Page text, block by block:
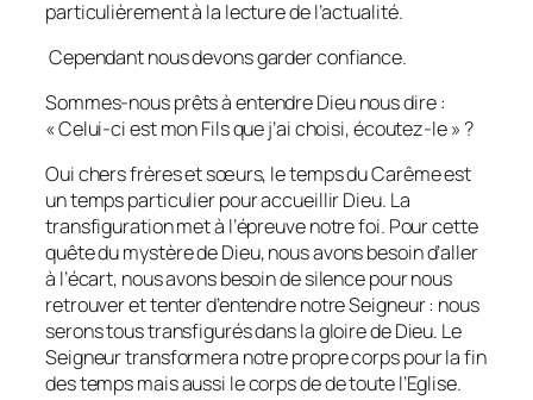
particulièrement à la lecture de l’actualité.
Cependant nous devons garder confiance.
Sommes-nous prêts à entendre Dieu nous dire :
« Celui-ci est mon Fils que j’ai choisi, écoutez-le » ?
Oui chers frères et sœurs, le temps du Carême est
un temps particulier pour accueillir Dieu. La
transfiguration met à l’épreuve notre foi. Pour cette
quête du mystère de Dieu, nous avons besoin d’aller
à l’écart, nous avons besoin de silence pour nous
retrouver et tenter d’entendre notre Seigneur : nous
serons tous transfigurés dans la gloire de Dieu. Le
Seigneur transformera notre propre corps pour la fin
des temps mais aussi le corps de de toute l’Eglise.